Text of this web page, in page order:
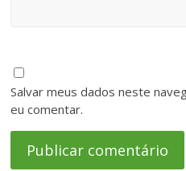
Salvar meus dados neste
eu comentar.